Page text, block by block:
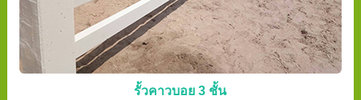
รั้วคาวบอย 3 ชั้น